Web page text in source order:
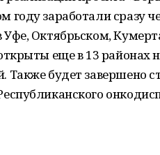
году заработали сразу
Октябрьском,
еще в 13 районах
Также будет завершено